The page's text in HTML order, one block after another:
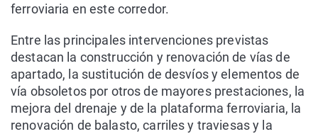
ferroviaria en este corredor.
Entre las principales intervenciones previstas
destacan la construcción y renovación de vías de
apartado, la sustitución de desvíos y elementos de
vía obsoletos por otros de mayores prestaciones, la
mejora del drenaje y de la plataforma ferroviaria, la
renovación de balasto, carriles y traviesas y la